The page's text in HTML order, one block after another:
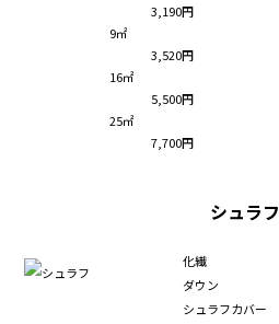
3,190円
9㎡
3,520円
16㎡
5,500円
25㎡
7,700円
シュラフ
化繊
ダウン
シュラフカバー